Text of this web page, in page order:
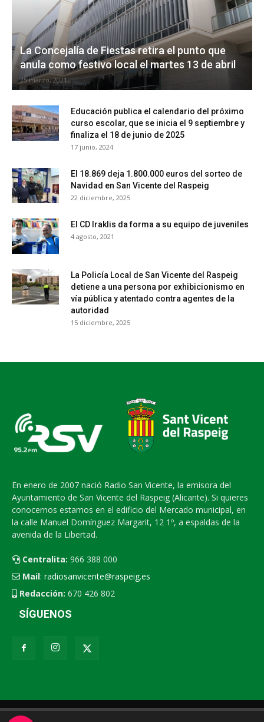
La Concejalía de Fiestas retira el punto que
anula como festivo local el martes 13 de abril
25 marzo, 2021
Educación publica el calendario del próximo
curso escolar, que se inicia el 9 septiembre y
finaliza el 18 de junio de 2025
17 junio, 2024
El 18.869 deja 1.800.000 euros del sorteo de
Navidad en San Vicente del Raspeig
22 diciembre, 2025
El CD Iraklis da forma a su equipo de juveniles
4 agosto, 2021
La Policía Local de San Vicente del Raspeig
detiene a una persona por exhibicionismo en
vía pública y atentado contra agentes de la
autoridad
15 diciembre, 2025
En enero de 2007 nació Radio San Vicente, la emisora del
Ayuntamiento de San Vicente del Raspeig (Alicante). Si quieres
conocernos estamos en el edificio del Mercado municipal, en
la calle Manuel Domínguez Margarit, 12 1º, a espaldas de la
avenida de la Libertad.
Centralita: 966 388 000
Mail: radiosanvicente@raspeig.es
Redacción: 670 426 802
SÍGUENOS
Radio San Vicente Contacto XEMV